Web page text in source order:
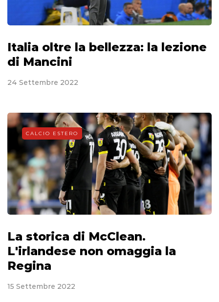
Italia oltre la bellezza: la lezione
di Mancini
24 Settembre 2022
CALCIO ESTERO
La storica di McClean.
L'irlandese non omaggia la
Regina
15 Settembre 2022